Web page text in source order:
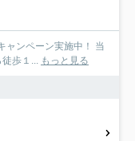
ャンペーン実施中！ 当
歩１... もっと見る